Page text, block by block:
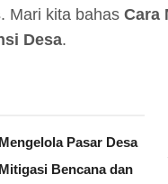
Mari kita bahas Cara
Desa.
Pasar Desa
Bencana dan